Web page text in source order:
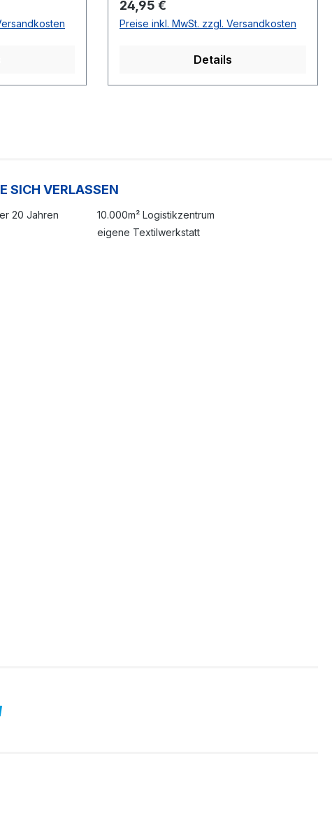
Regulärer Preis:
24,95 €
Preise inkl. MwSt. zzgl. Versandkosten
Details
SICH VERLASSEN
20 Jahren
10.000m² Logistikzentrum
eigene Textilwerkstatt